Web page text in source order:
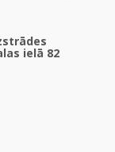
ielā 82